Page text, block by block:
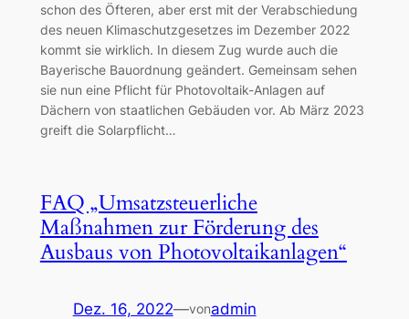
schon des Öfteren, aber erst mit der Verabschiedung
des neuen Klimaschutzgesetzes im Dezember 2022
kommt sie wirklich. In diesem Zug wurde auch die
Bayerische Bauordnung geändert. Gemeinsam sehen
sie nun eine Pflicht für Photovoltaik-Anlagen auf
Dächern von staatlichen Gebäuden vor. Ab März 2023
greift die Solarpflicht…
FAQ „Umsatzsteuerliche
Maßnahmen zur Förderung des
Ausbaus von Photovoltaikanlagen“
Dez. 16, 2022—vonadmin